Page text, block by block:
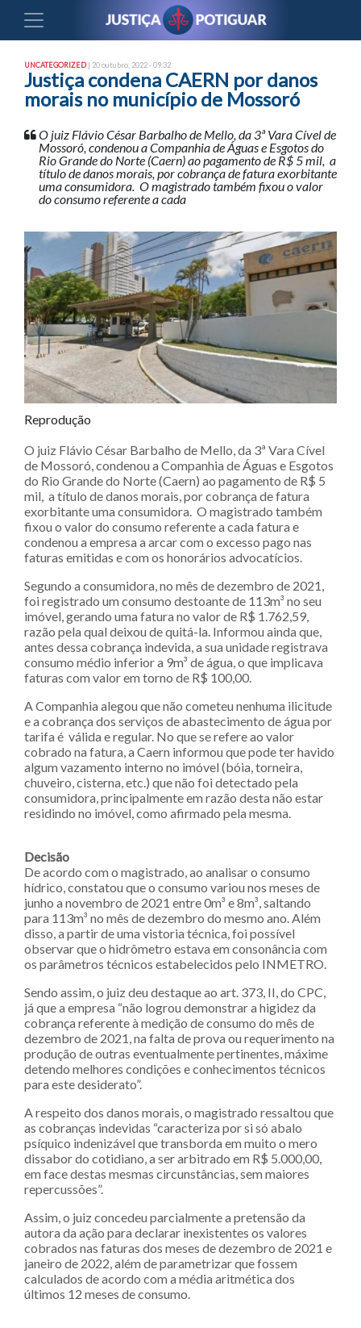
UNCATEGORIZED| 20 outubro, 2022 - 09:32
Justiça condena CAERN por danos
morais no município de Mossoró
O juiz Flávio César Barbalho de Mello, da 3ª Vara Cível de
Mossoró, condenou a Companhia de Águas e Esgotos do
Rio Grande do Norte (Caern) ao pagamento de R$ 5 mil, a
título de danos morais, por cobrança de fatura exorbitante
uma consumidora. O magistrado também fixou o valor
do consumo referente a cada
Reprodução
O juiz Flávio César Barbalho de Mello, da 3ª Vara Cível
de Mossoró, condenou a Companhia de Águas e Esgotos
do Rio Grande do Norte (Caern) ao pagamento de R$ 5
mil, a título de danos morais, por cobrança de fatura
exorbitante uma consumidora. O magistrado também
fixou o valor do consumo referente a cada fatura e
condenou a empresa a arcar com o excesso pago nas
faturas emitidas e com os honorários advocatícios.
Segundo a consumidora, no mês de dezembro de 2021,
foi registrado um consumo destoante de 113m³ no seu
imóvel, gerando uma fatura no valor de R$ 1.762,59,
razão pela qual deixou de quitá-la. Informou ainda que,
antes dessa cobrança indevida, a sua unidade registrava
consumo médio inferior a 9m³ de água, o que implicava
faturas com valor em torno de R$ 100,00.
A Companhia alegou que não cometeu nenhuma ilicitude
e a cobrança dos serviços de abastecimento de água por
tarifa é válida e regular. No que se refere ao valor
cobrado na fatura, a Caern informou que pode ter havido
algum vazamento interno no imóvel (bóia, torneira,
chuveiro, cisterna, etc.) que não foi detectado pela
consumidora, principalmente em razão desta não estar
residindo no imóvel, como afirmado pela mesma.
Decisão
De acordo com o magistrado, ao analisar o consumo
hídrico, constatou que o consumo variou nos meses de
junho a novembro de 2021 entre 0m³ e 8m³, saltando
para 113m³ no mês de dezembro do mesmo ano. Além
disso, a partir de uma vistoria técnica, foi possível
observar que o hidrômetro estava em consonância com
os parâmetros técnicos estabelecidos pelo INMETRO.
Sendo assim, o juiz deu destaque ao art. 373, II, do CPC,
já que a empresa “não logrou demonstrar a higidez da
cobrança referente à medição de consumo do mês de
dezembro de 2021, na falta de prova ou requerimento na
produção de outras eventualmente pertinentes, máxime
detendo melhores condições e conhecimentos técnicos
para este desiderato”.
A respeito dos danos morais, o magistrado ressaltou que
as cobranças indevidas “caracteriza por si só abalo
psíquico indenizável que transborda em muito o mero
dissabor do cotidiano, a ser arbitrado em R$ 5.000,00,
em face destas mesmas circunstâncias, sem maiores
repercussões”.
Assim, o juiz concedeu parcialmente a pretensão da
autora da ação para declarar inexistentes os valores
cobrados nas faturas dos meses de dezembro de 2021 e
janeiro de 2022, além de parametrizar que fossem
calculados de acordo com a média aritmética dos
últimos 12 meses de consumo.